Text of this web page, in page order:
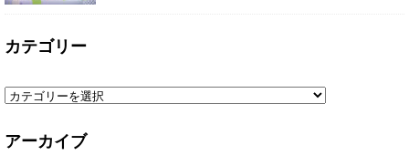
カテゴリー
アーカイブ